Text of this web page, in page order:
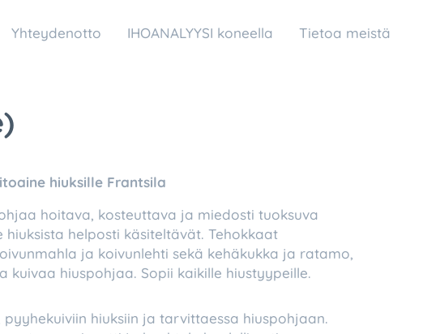
Yhteydenotto IHOANALYYSI koneella Tietoa meistä
hiuksille Frantsila
hoitava, kosteuttava ja miedosti tuoksuva
hiuksista helposti käsiteltävät. Tehokkaat
ja koivunlehti sekä kehäkukka ja ratamo,
kuivaa hiuspohjaa. Sopii kaikille hiustyypeille.
pyyhekuiviin hiuksiin ja tarvittaessa hiuspohjaan.